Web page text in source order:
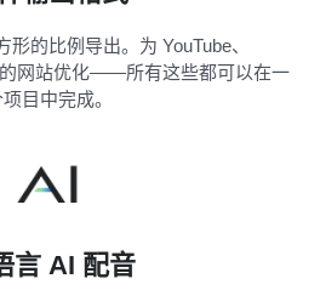
的比例导出。为 YouTube、
的网站优化——所有这些都可以在一
目中完成。
言 AI 配音